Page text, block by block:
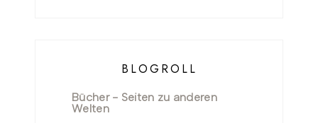
BLOGROLL
Bücher - Seiten zu anderen
Welten